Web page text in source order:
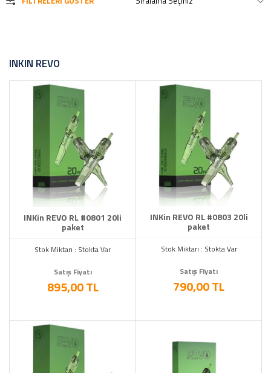
INKIN REVO
INKin REVO RL #0801 20li
paket
Stok Miktarı : Stokta Var
Satış Fiyatı
895,00 TL
INKin REVO RL #0803 20li
paket
Stok Miktarı : Stokta Var
Satış Fiyatı
790,00 TL